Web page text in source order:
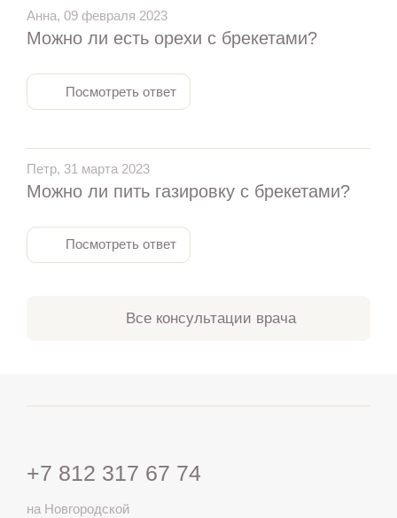
Анна, 09 февраля 2023
Можно ли есть орехи с брекетами?
Посмотреть ответ
Петр, 31 марта 2023
Можно ли пить газировку с брекетами?
Посмотреть ответ
Все консультации врача
+7 812 317 67 74
на Новгородской